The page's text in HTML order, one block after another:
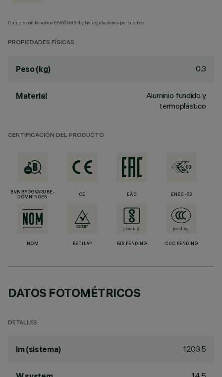
Cumple con la norma EN60598-1 y las regulaciones pertinentes.
PROPIEDADES FÍSICAS
Peso (kg) 0.3
Material
Aluminio fundido y
termoplástico
CERTIFICACIÓN DEL PRODUCTO
BVB BYGGVARUBE-
DÖMNINGEN
CE EAC ENEC-03
NOM RETILAP BIS PENDING CCC PENDING
DATOS FOTOMÉTRICOS
DETALLES
lm (sistema) 1203.5